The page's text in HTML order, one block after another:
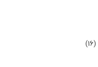
(16)